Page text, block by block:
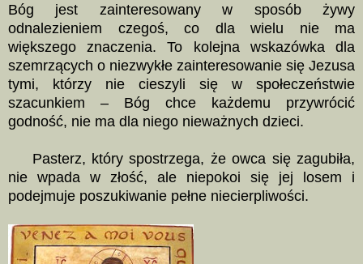
Bóg jest zainteresowany w sposób żywy
odnalezieniem czegoś, co dla wielu nie ma
większego znaczenia. To kolejna wskazówka dla
szemrzących o niezwykłe zainteresowanie się Jezusa
tymi, którzy nie cieszyli się w społeczeństwie
szacunkiem – Bóg chce każdemu przywrócić
godność, nie ma dla niego nieważnych dzieci.
Pasterz, który spostrzega, że owca się zagubiła,
nie wpada w złość, ale niepokoi się jej losem i
podejmuje poszukiwanie pełne niecierpliwości.